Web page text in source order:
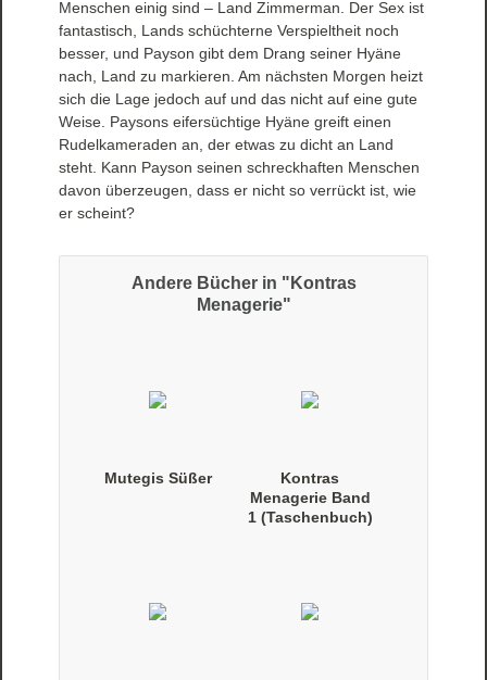
Menschen einig sind – Land Zimmerman. Der Sex ist
fantastisch, Lands schüchterne Verspieltheit noch
besser, und Payson gibt dem Drang seiner Hyäne
nach, Land zu markieren. Am nächsten Morgen heizt
sich die Lage jedoch auf und das nicht auf eine gute
Weise. Paysons eifersüchtige Hyäne greift einen
Rudelkameraden an, der etwas zu dicht an Land
steht. Kann Payson seinen schreckhaften Menschen
davon überzeugen, dass er nicht so verrückt ist, wie
er scheint?
Andere Bücher in "Kontras
Menagerie"
Mutegis Süßer
Kontras
Menagerie Band
1 (Taschenbuch)